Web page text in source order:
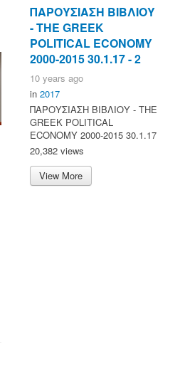
ΠΑΡΟΥΣΙΑΣΗ ΒΙΒΛΙΟΥ
- ΤΗΕ GREEK
POLITICAL ECONOMY
2000-2015 30.1.17 - 2
10 years ago
in 2017
ΠΑΡΟΥΣΙΑΣΗ ΒΙΒΛΙΟΥ - ΤΗΕ
GREEK POLITICAL
ECONOMY 2000-2015 30.1.17
20,382 views
View More